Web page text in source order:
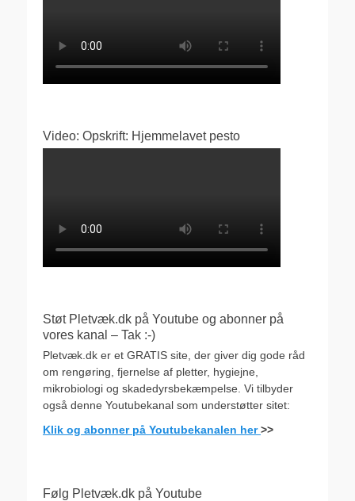
Video: Opskrift: Hjemmelavet pesto
Støt Pletvæk.dk på Youtube og abonner på
vores kanal – Tak :-)
Pletvæk.dk er et GRATIS site, der giver dig gode råd
om rengøring, fjernelse af pletter, hygiejne,
mikrobiologi og skadedyrsbekæmpelse. Vi tilbyder
også denne Youtubekanal som understøtter sitet:
Klik og abonner på Youtubekanalen her>>
Følg Pletvæk.dk på Youtube